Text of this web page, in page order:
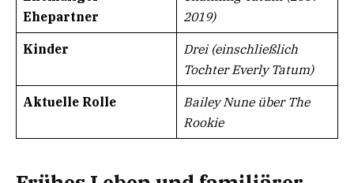
Ehepartner
2019)
Kinder
Drei (einschließlich
Tochter Everly Tatum)
Aktuelle Rolle
Bailey Nune über The
Rookie